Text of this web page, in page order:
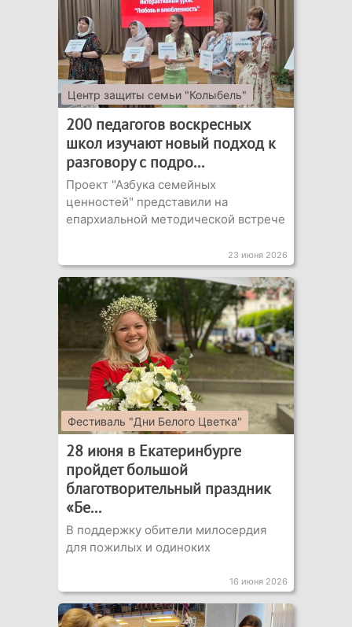
Центр защиты семьи "Колыбель"
200 педагогов воскресных
школ изучают новый подход к
разговору с подро...
Проект "Азбука семейных
ценностей" представили на
епархиальной методической встрече
23 июня 2026
Фестиваль "Дни Белого Цветка"
28 июня в Екатеринбурге
пройдет большой
благотворительный праздник
«Бе...
В поддержку обители милосердия
для пожилых и одиноких
16 июня 2026